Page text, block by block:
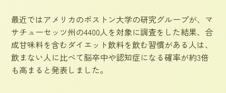
最近ではアメリカのボストン大学の研究グループが、マ
サチューセッツ州の4400人を対象に調査をした結果、合
成甘味料を含むダイエット飲料を飲む習慣がある人は、
飲まない人に比べて脳卒中や認知症になる確率が約3倍
も高まると発表しました。